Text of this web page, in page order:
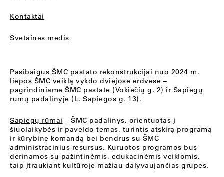
Kontaktai
Svetainės medis
Pasibaigus ŠMC pastato rekonstrukcijai nuo 2024 m.
liepos ŠMC veiklą vykdo dviejose erdvėse –
pagrindiniame ŠMC pastate (Vokiečių g. 2) ir Sapiegų
rūmų padalinyje (L. Sapiegos g. 13).
Sapiegų rūmai – ŠMC padalinys, orientuotas į
šiuolaikybės ir paveldo temas, turintis atskirą programą
ir kūrybinę komandą bei bendrus su ŠMC
administracinius resursus. Kuruotos programos bus
derinamos su pažintinėmis, edukacinėmis veiklomis,
taip įtraukiant kultūroje mažiau dalyvaujančias grupes.